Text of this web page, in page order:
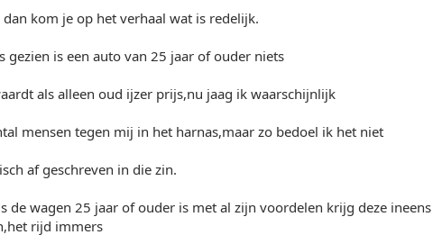
kom je op het verhaal wat is redelijk.
gezien is een auto van 25 jaar of ouder niets
als alleen oud ijzer prijs,nu jaag ik waarschijnlijk
mensen tegen mij in het harnas,maar zo bedoel ik het niet
af geschreven in die zin.
de wagen 25 jaar of ouder is met al zijn voordelen krijg deze
rijd immers